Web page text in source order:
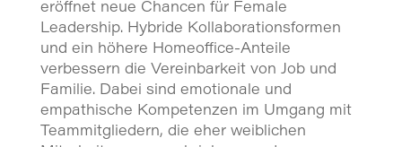
eröffnet neue Chancen für Female
Leadership. Hybride Kollaborationsformen
und ein höhere Homeoffice-Anteile
verbessern die Vereinbarkeit von Job und
Familie. Dabei sind emotionale und
empathische Kompetenzen im Umgang mit
Teammitgliedern, die eher weiblichen